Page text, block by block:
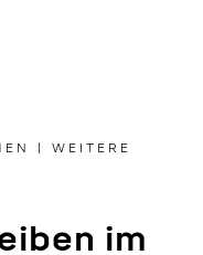
| WEITERE
im